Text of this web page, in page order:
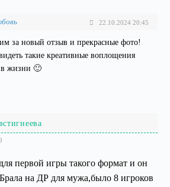
22.10.2024 20:45
за новый отзыв и прекрасные фото!
такие креативные воплощения
в жизни 🙂
первой игры такого формат и он
на ДР для мужа,было 8 игроков